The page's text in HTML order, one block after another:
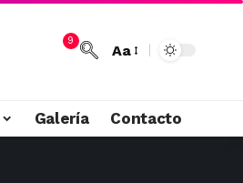
9
Aa
Galería Contacto